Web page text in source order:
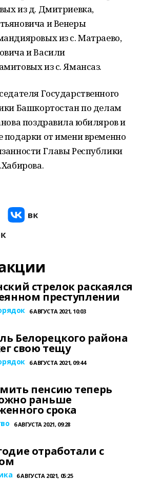
из д. Дмитриевка,
и Венеры
из с. Матраево,
и Васили
из с. Ямансаз.
Государственного
Башкортостан по делам
поздравила юбиляров и
от имени временно
Главы Республики
стрелок раскаялся
преступлении
6 АВГУСТА 2021, 10:03
Белорецкого района
свою тещу
6 АВГУСТА 2021, 09:44
пенсию теперь
раньше
срока
6 АВГУСТА 2021, 09:28
отработали с
6 АВГУСТА 2021, 05:25